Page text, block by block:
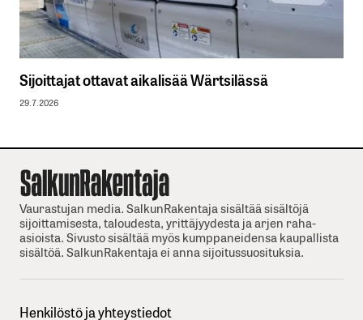
Sijoittajat ottavat aikalisää Wärtsilässä
29.7.2026
Vaurastujan media. SalkunRakentaja sisältää sisältöjä
sijoittamisesta, taloudesta, yrittäjyydesta ja arjen raha-
asioista. Sivusto sisältää myös kumppaneidensa kaupallista
sisältöä. SalkunRakentaja ei anna sijoitussuosituksia.
Henkilöstö ja yhteystiedot